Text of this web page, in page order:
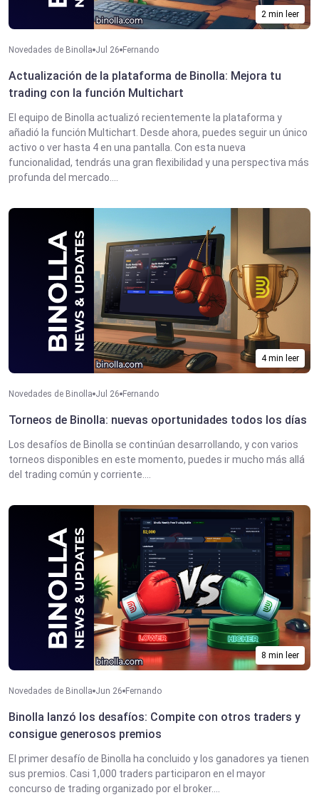
2 min leer
Novedades de Binolla Jul 26 Fernando
Actualización de la plataforma de Binolla: Mejora tu
trading con la función Multichart
El equipo de Binolla actualizó recientemente la plataforma y
añadió la función Multichart. Desde ahora, puedes seguir un único
activo o ver hasta 4 en una pantalla. Con esta nueva
funcionalidad, tendrás una gran flexibilidad y una perspectiva más
profunda del mercado....
4 min leer
Novedades de Binolla Jul 26 Fernando
Torneos de Binolla: nuevas oportunidades todos los días
Los desafíos de Binolla se continúan desarrollando, y con varios
torneos disponibles en este momento, puedes ir mucho más allá
del trading común y corriente....
8 min leer
Novedades de Binolla Jun 26 Fernando
Binolla lanzó los desafíos: Compite con otros traders y
consigue generosos premios
El primer desafío de Binolla ha concluido y los ganadores ya tienen
sus premios. Casi 1,000 traders participaron en el mayor
concurso de trading organizado por el broker....